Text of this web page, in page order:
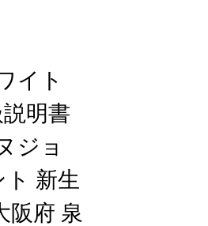
イト
説明書
ジョ
新生
阪府 泉